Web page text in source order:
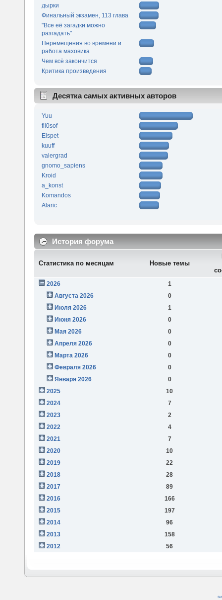
дырки
Финальный экзамен, 113 глава
"Все её загадки можно
разгадать"
Перемещения во времени и
работа маховика
Чем всё закончится
Критика произведения
Десятка самых активных авторов
Yuu
fil0sof
Elspet
kuuff
valergrad
gnomo_sapiens
Kroid
a_konst
Komandos
Alaric
История форума
Статистика по месяцам Новые темы
2026
1
Августа 2026
0
Июля 2026
1
Июня 2026
0
Мая 2026
0
Апреля 2026
0
Марта 2026
0
Февраля 2026
0
Января 2026
0
2025
10
2024
7
2023
2
2022
4
2021
7
2020
10
2019
22
2018
28
2017
89
2016
166
2015
197
2014
96
2013
158
2012
56